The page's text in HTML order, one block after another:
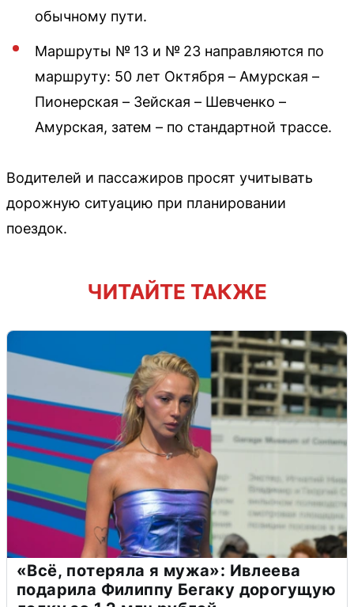
обычному пути.
Маршруты № 13 и № 23 направляются по
маршруту: 50 лет Октября – Амурская –
Пионерская – Зейская – Шевченко –
Амурская, затем – по стандартной трассе.
Водителей и пассажиров просят учитывать
дорожную ситуацию при планировании
поездок.
ЧИТАЙТЕ ТАКЖЕ
«Всё, потеряла я мужа»: Ивлеева
подарила Филиппу Бегаку дорогущую